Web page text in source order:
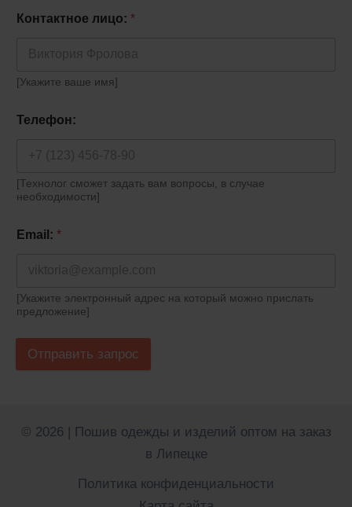
Контактное лицо: *
[Укажите ваше имя]
Телефон:
[Технолог сможет задать вам вопросы, в случае
необходимости]
Email: *
[Укажите электронный адрес на который можно прислать
предложение]
Отправить запрос
© 2026 | Пошив одежды и изделий оптом на заказ
в Липецке
Политика конфиденциальности